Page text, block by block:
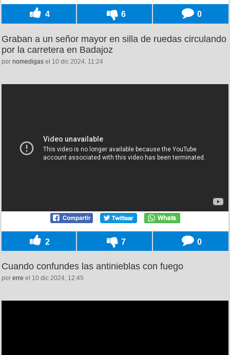
4 6 0
Graban a un señor mayor en silla de ruedas circulando
por la carretera en Badajoz
por nomedigas el 10 dic 2024, 11:24
2 7 0
Cuando confundes las antinieblas con fuego
por erre el 10 dic 2024, 12:45